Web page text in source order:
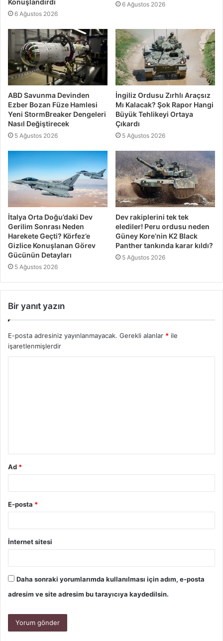
Konuşlandırdı
6 Ağustos 2026
6 Ağustos 2026
ABD Savunma Devinden
Ezber Bozan Füze Hamlesi
Yeni StormBreaker Dengeleri
Nasıl Değiştirecek
5 Ağustos 2026
İngiliz Ordusu Zırhlı Araçsız
Mı Kalacak? Şok Rapor Hangi
Büyük Tehlikeyi Ortaya
Çıkardı
5 Ağustos 2026
İtalya Orta Doğu’daki Dev
Gerilim Sonrası Neden
Harekete Geçti? Körfez’e
Gizlice Konuşlanan Görev
Gücünün Detayları
5 Ağustos 2026
Dev rakiplerini tek tek
elediler! Peru ordusu neden
Güney Kore’nin K2 Black
Panther tankında karar kıldı?
5 Ağustos 2026
Bir yanıt yazın
E-posta adresiniz yayınlanmayacak. Gerekli alanlar * ile
işaretlenmişlerdir
Ad *
E-posta *
İnternet sitesi
Daha sonraki yorumlarımda kullanılması için adım, e-posta
adresim ve site adresim bu tarayıcıya kaydedilsin.